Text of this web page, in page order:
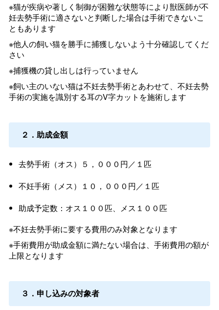
※猫が疾病や著しく制御が困難な状態等により獣医師が不
妊去勢手術に適さないと判断した場合は手術できないこ
ともあります
※他人の飼い猫を勝手に捕獲しないよう十分確認してくだ
さい
※捕獲機の貸し出しは行っていません
※飼い主のいない猫は不妊去勢手術とあわせて、不妊去勢
手術の実施を識別する耳のV字カットを施術します
２．助成金額
去勢手術（オス）５，０００円／１匹
不妊手術（メス）１０，０００円／１匹
助成予定数：オス１００匹、メス１００匹
※不妊去勢手術に要する費用のみ対象となります
※手術費用が助成金額に満たない場合は、手術費用の額が
上限となります
３．申し込みの対象者